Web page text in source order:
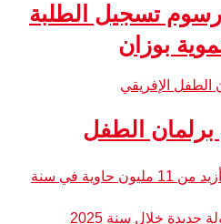
بوزان
تسجيل الطلبة
الطفل